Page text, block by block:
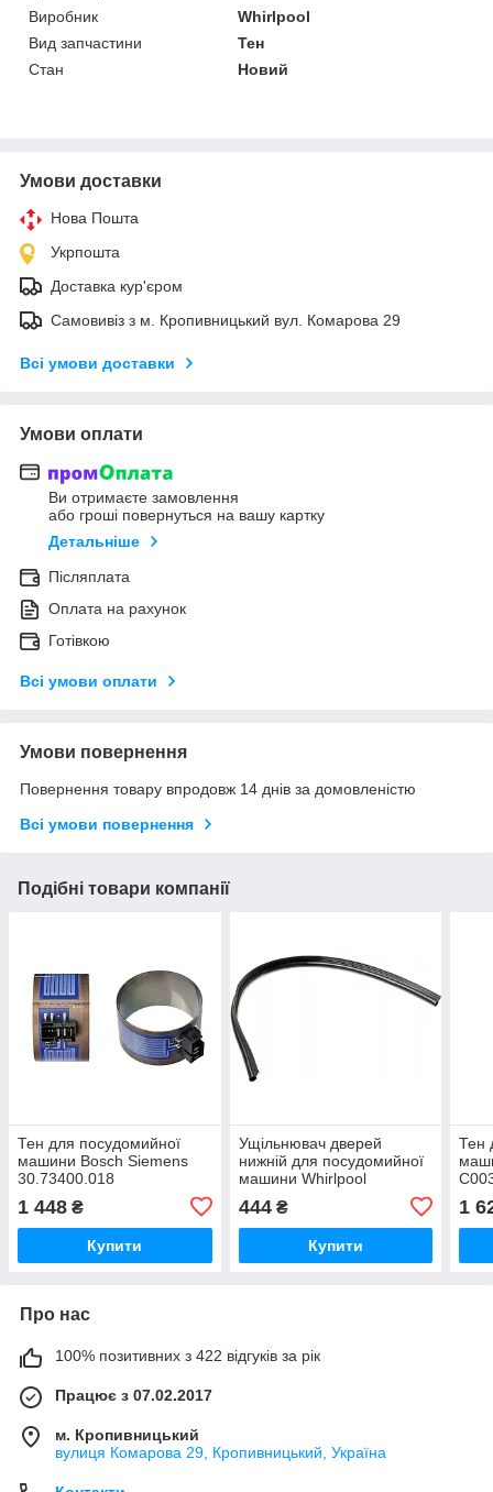
Виробник
Whirlpool
Вид запчастини
Тен
Стан
Новий
Умови доставки
Нова Пошта
Укрпошта
Доставка кур'єром
Самовивіз з м. Кропивницький вул. Комарова 29
Всі умови доставки
Умови оплати
Ви отримаєте замовлення
або гроші повернуться на вашу картку
Детальніше
Післяплата
Оплата на рахунок
Готівкою
Всі умови оплати
Умови повернення
Повернення товару впродовж 14 днів за домовленістю
Всі умови повернення
Подібні товари компанії
Тен для посудомийної
машини Bosch Siemens
30.73400.018
1 448 ₴
Купити
Ущільнювач дверей
нижній для посудомийної
машини Whirlpool
444₴
Купити
Тен
1
Про нас
100% позитивних з 422 відгуків за рік
Працює з 07.02.2017
м. Кропивницький
вулиця Комарова 29, Кропивницький, Україна